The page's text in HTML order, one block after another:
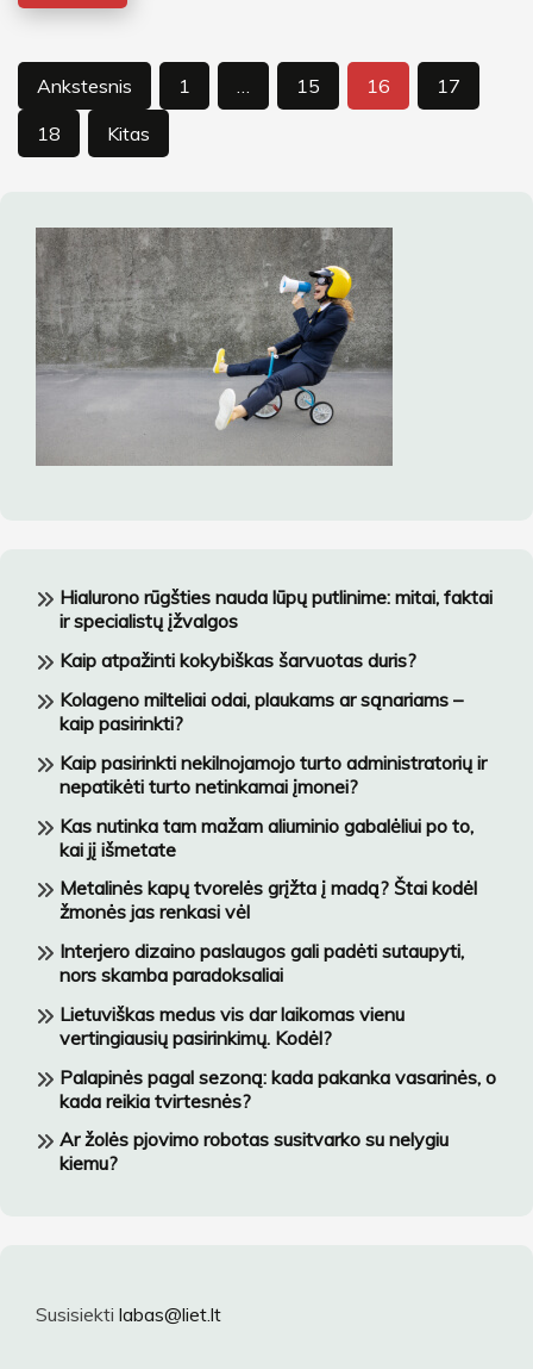
Įrašų
puslapiavimas
Ankstesnis 1 15 16
17
18
Kitas
Hialurono rūgšties nauda lūpų putlinime: mitai, faktai
ir specialistų įžvalgos
Kaip atpažinti kokybiškas šarvuotas duris?
Kolageno milteliai odai, plaukams ar sąnariams –
kaip pasirinkti?
Kaip pasirinkti nekilnojamojo turto administratorių ir
nepatikėti turto netinkamai įmonei?
Kas nutinka tam mažam aliuminio gabalėliui po to,
kai jį išmetate
Metalinės kapų tvorelės grįžta į madą? Štai kodėl
žmonės jas renkasi vėl
Interjero dizaino paslaugos gali padėti sutaupyti,
nors skamba paradoksaliai
Lietuviškas medus vis dar laikomas vienu
vertingiausių pasirinkimų. Kodėl?
Palapinės pagal sezoną: kada pakanka vasarinės, o
kada reikia tvirtesnės?
Ar žolės pjovimo robotas susitvarko su nelygiu
kiemu?
Susisiekti labas@liet.lt